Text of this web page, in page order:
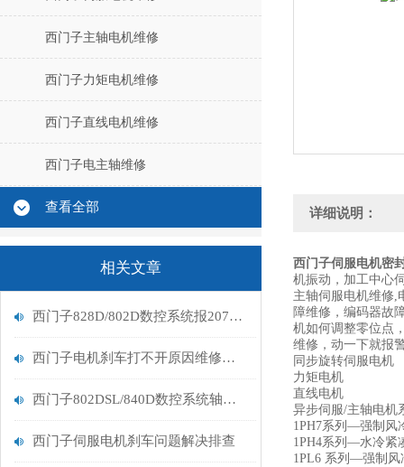
西门子主轴电机维修
西门子力矩电机维修
西门子直线电机维修
西门子电主轴维修
查看全部
相关文章
西门子828D/802D数控系统报207410报警维修处理
西门子电机刹车打不开原因维修排查
西门子802DSL/840D数控系统轴报故障207802维修
西门子伺服电机刹车问题解决排查
详细说明：
西门子伺服电机密
机振动，加工中心
主轴伺服电机维修,
障维修，编码器故
机如何调整零位点
维修，动一下就报
同步旋转伺服电机
力矩电机
直线电机
异步伺服/主轴电机
1PH7系列—强制风
1PH4系列—水冷紧
1PL6 系列—强制